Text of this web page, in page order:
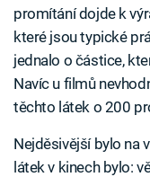
promítání dojde k
které jsou typické
jednalo o částice,
Navíc u filmů
těchto látek o 200
Nejděsivější bylo na
látek v kinech bylo: